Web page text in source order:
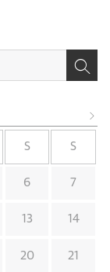
S S
6 7
13 14
20 21